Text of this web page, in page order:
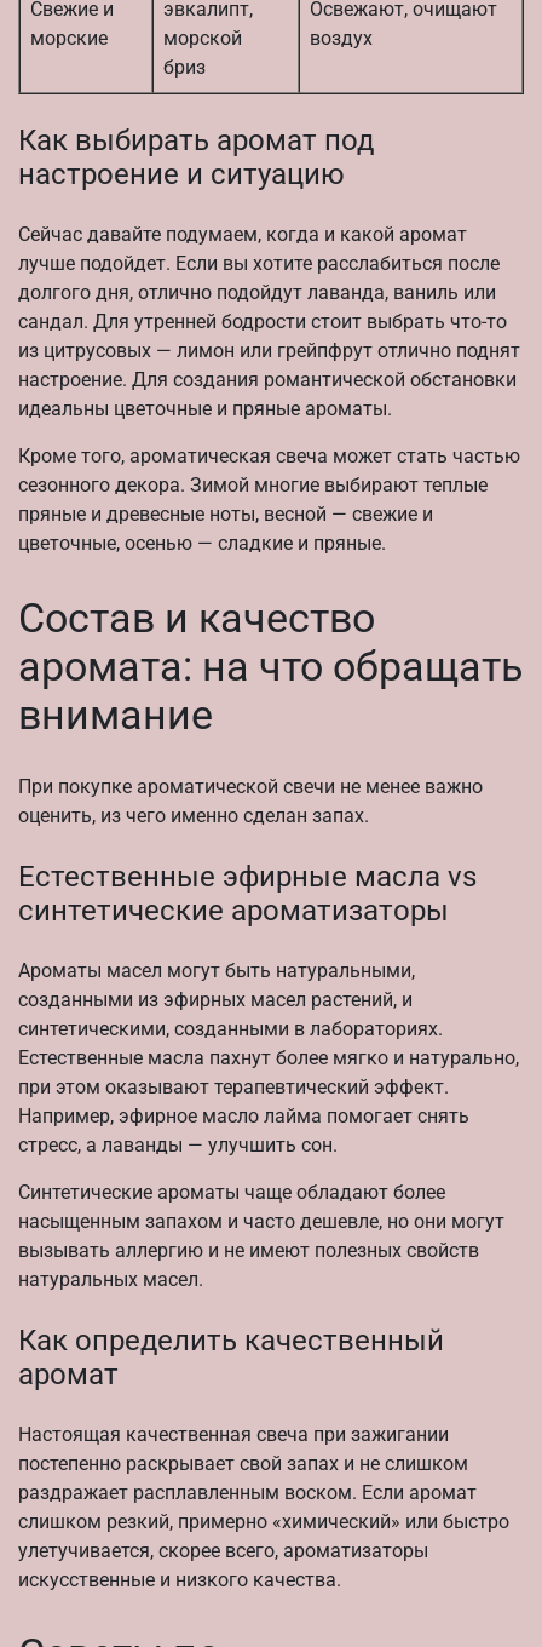
Свежие и
морские
эвкалипт,
морской
бриз
Освежают, очищают
воздух
Как выбирать аромат под
настроение и ситуацию
Сейчас давайте подумаем, когда и какой аромат
лучше подойдет. Если вы хотите расслабиться после
долгого дня, отлично подойдут лаванда, ваниль или
сандал. Для утренней бодрости стоит выбрать что-то
из цитрусовых — лимон или грейпфрут отлично поднят
настроение. Для создания романтической обстановки
идеальны цветочные и пряные ароматы.
Кроме того, ароматическая свеча может стать частью
сезонного декора. Зимой многие выбирают теплые
пряные и древесные ноты, весной — свежие и
цветочные, осенью — сладкие и пряные.
Состав и качество
аромата: на что обращать
внимание
При покупке ароматической свечи не менее важно
оценить, из чего именно сделан запах.
Естественные эфирные масла vs
синтетические ароматизаторы
Ароматы масел могут быть натуральными,
созданными из эфирных масел растений, и
синтетическими, созданными в лабораториях.
Естественные масла пахнут более мягко и натурально,
при этом оказывают терапевтический эффект.
Например, эфирное масло лайма помогает снять
стресс, а лаванды — улучшить сон.
Синтетические ароматы чаще обладают более
насыщенным запахом и часто дешевле, но они могут
вызывать аллергию и не имеют полезных свойств
натуральных масел.
Как определить качественный
аромат
Настоящая качественная свеча при зажигании
постепенно раскрывает свой запах и не слишком
раздражает расплавленным воском. Если аромат
слишком резкий, примерно «химический» или быстро
улетучивается, скорее всего, ароматизаторы
искусственные и низкого качества.